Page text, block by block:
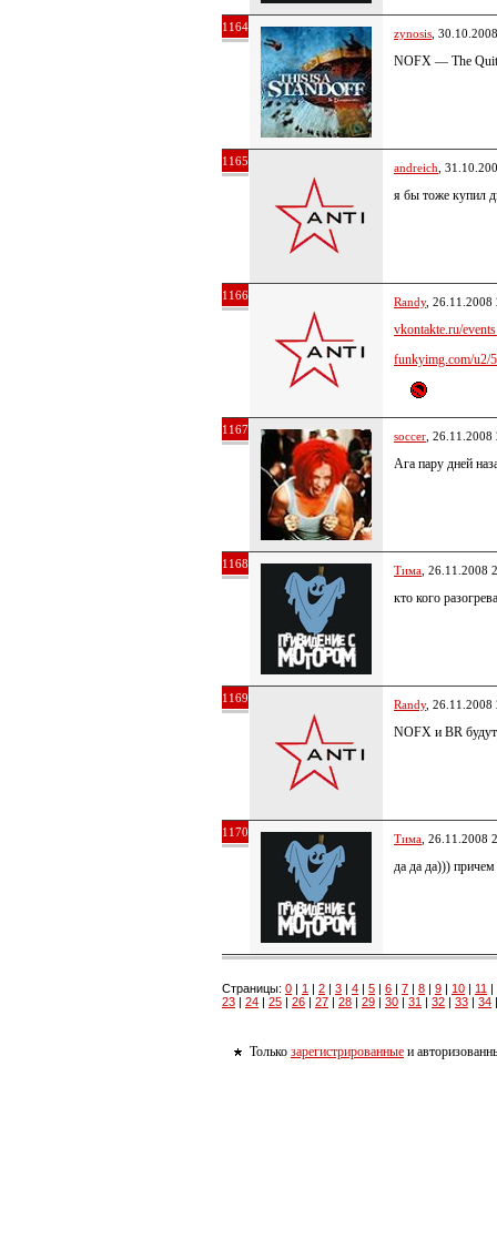
1164 zynosis ,
NOFX — The
1165 andreich ,
я бы тоже купил
1166 Randy, 26.11.2008
vkontakte.ru/
funkyimg.com/u2/
1167 soccer ,
Ага пару дней
1168 Тима , 26.11.2008
кто кого
1169 Randy, 26.11.2008
NOFX и BR
1170 Тима , 26.11.2008
да да да)))
Страницы: 0 | 1 | 2 | 3 | 4 | 5 | 6 | 7 | 8 | 9 | 10 | 11 |
23 | 24 | 25 | 26 | 27 | 28 | 29 | 30 | 31 | 32 | 33 | 34
Только зарегистрированные и